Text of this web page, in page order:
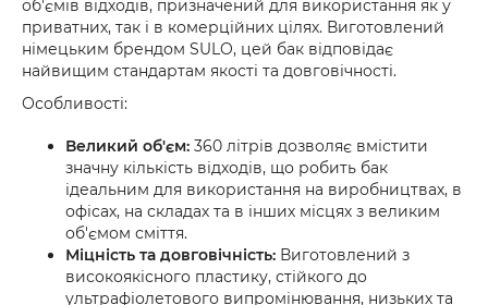
об'ємів відходів, призначений для використання як у
приватних, так і в комерційних цілях. Виготовлений
німецьким брендом SULO, цей бак відповідає
найвищим стандартам якості та довговічності.
Особливості:
Великий об'єм: 360 літрів дозволяє вмістити
значну кількість відходів, що робить бак
ідеальним для використання на виробництвах, в
офісах, на складах та в інших місцях з великим
об'ємом сміття.
Міцність та довговічність: Виготовлений з
високоякісного пластику, стійкого до
ультрафіолетового випромінювання, низьких та